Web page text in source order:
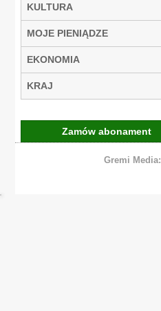
KULTURA
MOJE PIENIĄDZE
EKONOMIA
KRAJ
Zamów abonament
Gremi Media: